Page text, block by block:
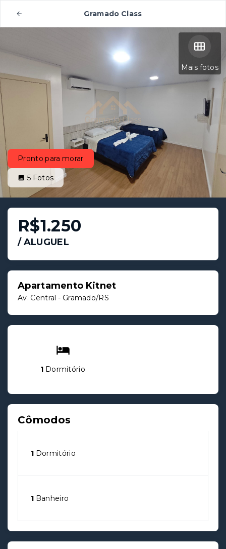
Gramado Class
Mais fotos
Pronto para morar
5 Fotos
R$1.250
/ALUGUEL
Apartamento Kitnet
Av. Central - Gramado/RS
1 Dormitório
Cômodos
1 Dormitório
1 Banheiro